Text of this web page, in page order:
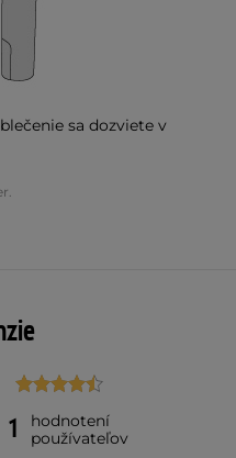
sa dozviete v
1
hodnotení
používateľov